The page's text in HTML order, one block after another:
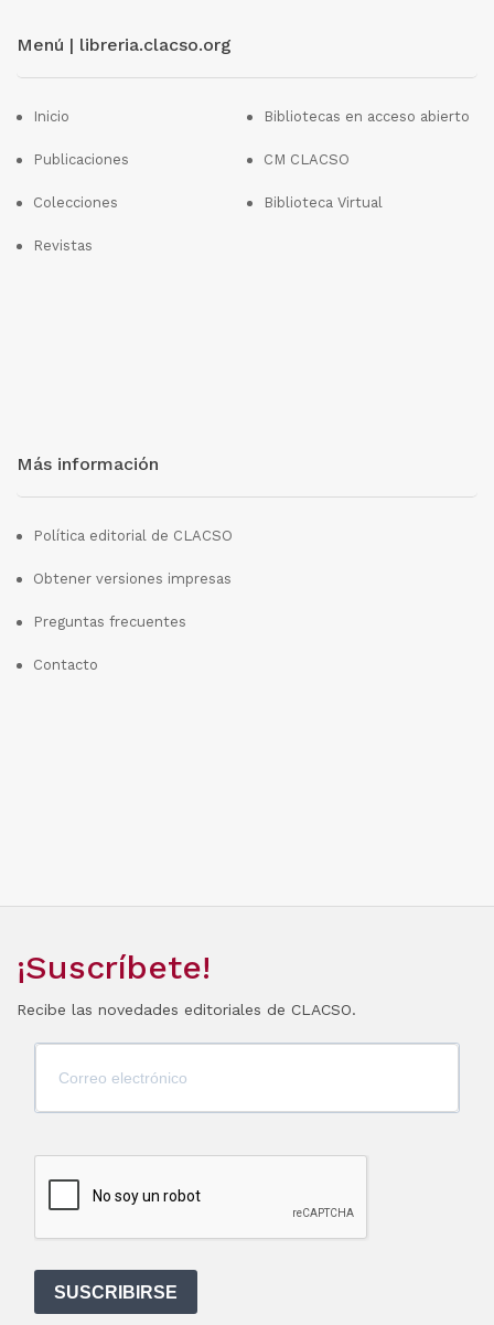
Menú | libreria.clacso.org
Inicio
Publicaciones
Colecciones
Revistas
Bibliotecas en acceso abierto
CM CLACSO
Biblioteca Virtual
Más información
Política editorial de CLACSO
Obtener versiones impresas
Preguntas frecuentes
Contacto
¡Suscríbete!
Recibe las novedades editoriales de CLACSO.
SUSCRIBIRSE